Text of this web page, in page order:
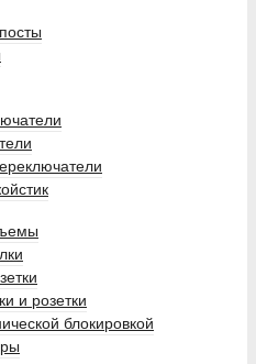
и розетки
блокировкой